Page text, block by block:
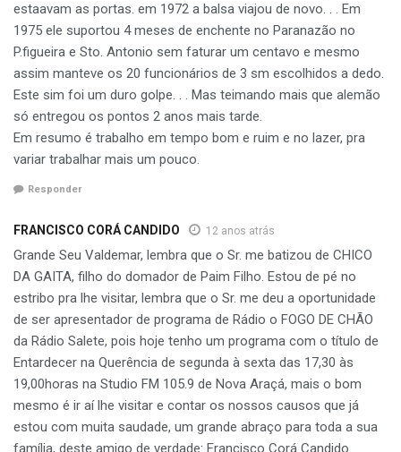
estaavam as portas. em 1972 a balsa viajou de novo. . . Em
1975 ele suportou 4 meses de enchente no Paranazão no
P.figueira e Sto. Antonio sem faturar um centavo e mesmo
assim manteve os 20 funcionários de 3 sm escolhidos a dedo.
Este sim foi um duro golpe. . . Mas teimando mais que alemão
só entregou os pontos 2 anos mais tarde.
Em resumo é trabalho em tempo bom e ruim e no lazer, pra
variar trabalhar mais um pouco.
Responder
FRANCISCO CORÁ CANDIDO 12 anos atrás
Grande Seu Valdemar, lembra que o Sr. me batizou de CHICO
DA GAITA, filho do domador de Paim Filho. Estou de pé no
estribo pra lhe visitar, lembra que o Sr. me deu a oportunidade
de ser apresentador de programa de Rádio o FOGO DE CHÃO
da Rádio Salete, pois hoje tenho um programa com o título de
Entardecer na Querência de segunda à sexta das 17,30 às
19,00horas na Studio FM 105.9 de Nova Araçá, mais o bom
mesmo é ir aí lhe visitar e contar os nossos causos que já
estou com muita saudade, um grande abraço para toda a sua
família, deste amigo de verdade: Francisco Corá Candido